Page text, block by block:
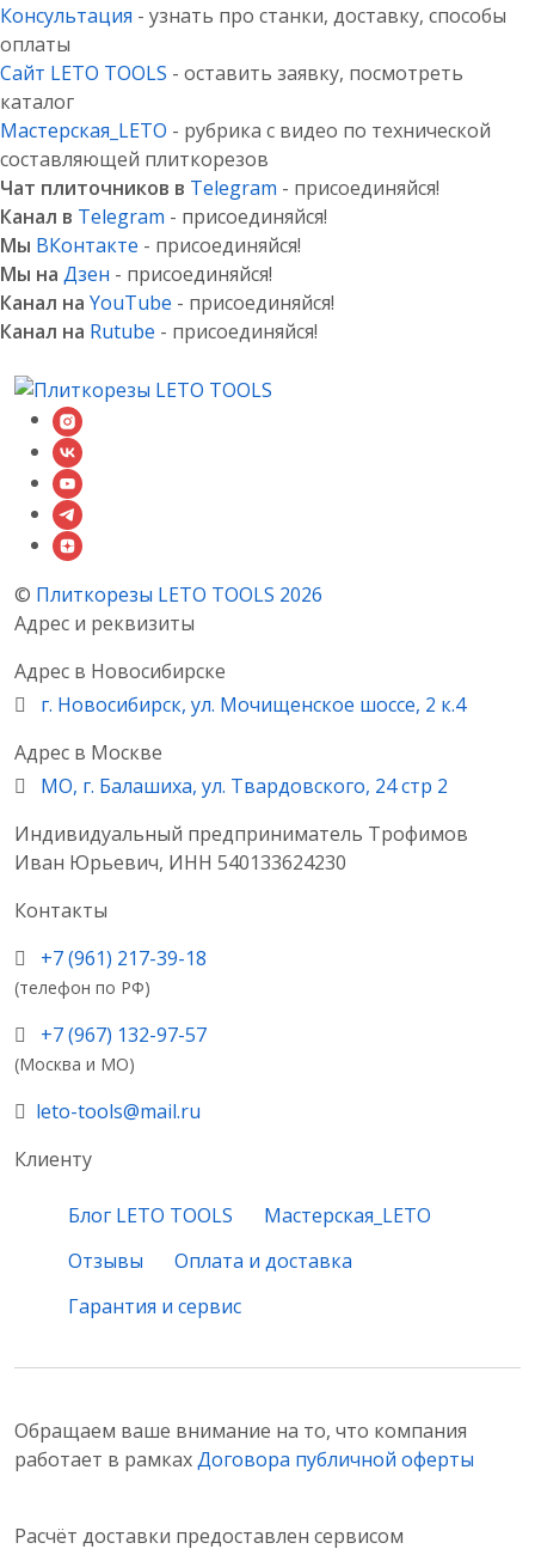
Консультация - узнать про станки, доставку, способы
оплаты
Сайт LETO TOOLS - оставить заявку, посмотреть
каталог
Мастерская_LETO - рубрика с видео по технической
составляющей плиткорезов
Чат плиточников в Telegram - присоединяйся!
Канал в Telegram - присоединяйся!
Мы ВКонтакте - присоединяйся!
Мы на Дзен - присоединяйся!
Канал на YouTube - присоединяйся!
Канал на Rutube - присоединяйся!
© Плиткорезы LETO TOOLS 2026
Адрес и реквизиты
Адрес в Новосибирске
г. Новосибирск, ул. Мочищенское шоссе, 2 к.4
Адрес в Москве
МО, г. Балашиха, ул. Твардовского, 24 стр 2
Индивидуальный предприниматель Трофимов
Иван Юрьевич, ИНН 540133624230
Контакты
+7 (961) 217-39-18
(телефон по РФ)
+7 (967) 132-97-57
(Москва и МО)
leto-tools@mail.ru
Клиенту
Блог LETO TOOLS
Мастерская_LETO
Отзывы
Оплата и доставка
Гарантия и сервис
Обращаем ваше внимание на то, что компания
работает в рамкахДоговора публичной оферты
Расчёт доставки предоставлен сервисом